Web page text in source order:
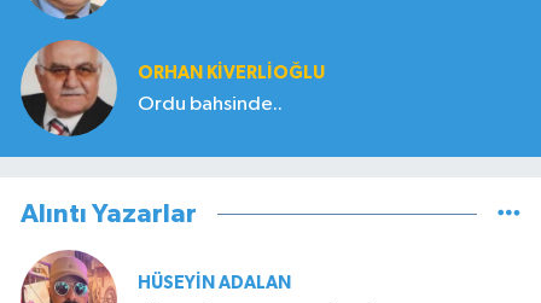
ORHAN KIVERLIOĞLU
Ordu bahsinde..
Alıntı Yazarlar
HÜSEYIN ADALAN